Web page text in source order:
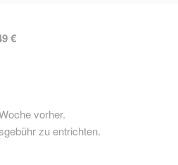
€
vorher.
zu entrichten.